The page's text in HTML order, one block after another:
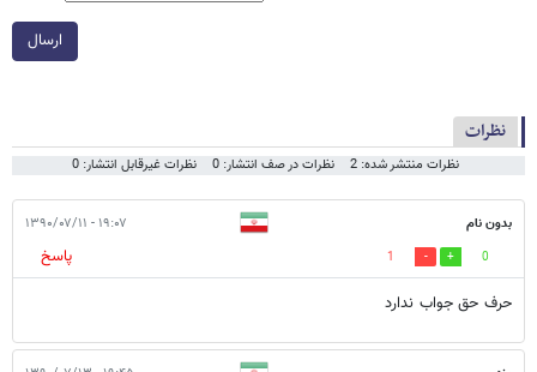
ارسال
نظرات
نظرات منتشر شده: 2 نظرات در صف انتشار: 0 نظرات غیرقابل انتشار: 0
بدون نام ۱۹:۰۷ - ۱۳۹۰/۰۷/۱۱
0
1
پاسخ
حرف حق جواب ندارد